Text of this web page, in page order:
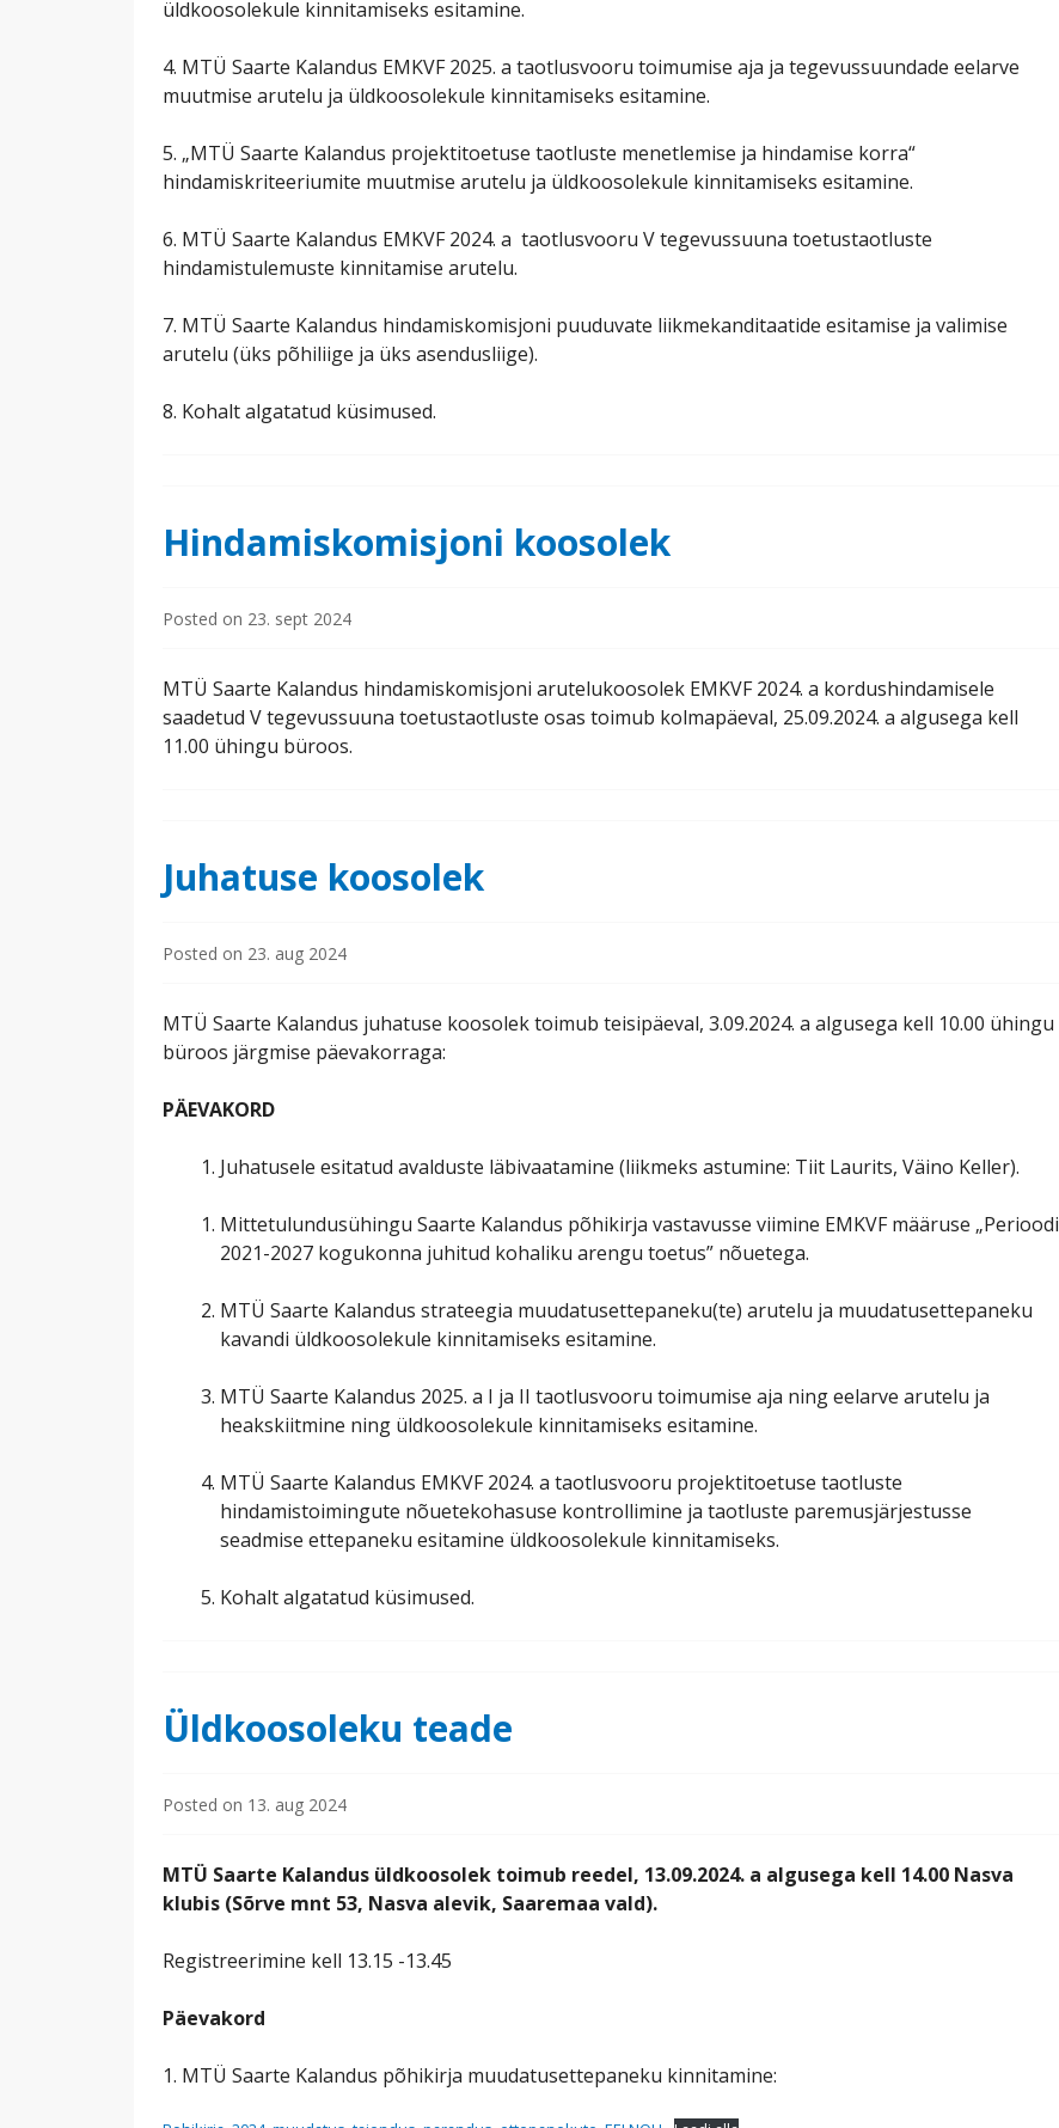
üldkoosolekule kinnitamiseks esitamine.
4. MTÜ Saarte Kalandus EMKVF 2025. a taotlusvooru toimumise aja ja tegevussuundade eelarve
muutmise arutelu ja üldkoosolekule kinnitamiseks esitamine.
5. „MTÜ Saarte Kalandus projektitoetuse taotluste menetlemise ja hindamise korra“
hindamiskriteeriumite muutmise arutelu ja üldkoosolekule kinnitamiseks esitamine.
6. MTÜ Saarte Kalandus EMKVF 2024. a taotlusvooru V tegevussuuna toetustaotluste
hindamistulemuste kinnitamise arutelu.
7. MTÜ Saarte Kalandus hindamiskomisjoni puuduvate liikmekanditaatide esitamise ja valimise
arutelu (üks põhiliige ja üks asendusliige).
8. Kohalt algatatud küsimused.
Hindamiskomisjoni koosolek
Posted on 23. sept 2024
MTÜ Saarte Kalandus hindamiskomisjoni arutelukoosolek EMKVF 2024. a kordushindamisele
saadetud V tegevussuuna toetustaotluste osas toimub kolmapäeval, 25.09.2024. a algusega kell
11.00 ühingu büroos.
Juhatuse koosolek
Posted on 23. aug 2024
MTÜ Saarte Kalandus juhatuse koosolek toimub teisipäeval, 3.09.2024. a algusega kell 10.00 ühingu
büroos järgmise päevakorraga:
PÄEVAKORD
Juhatusele esitatud avalduste läbivaatamine (liikmeks astumine: Tiit Laurits, Väino Keller).
Mittetulundusühingu Saarte Kalandus põhikirja vastavusse viimine EMKVF määruse „Perioodi
2021-2027 kogukonna juhitud kohaliku arengu toetus” nõuetega.
MTÜ Saarte Kalandus strateegia muudatusettepaneku(te) arutelu ja muudatusettepaneku
kavandi üldkoosolekule kinnitamiseks esitamine.
MTÜ Saarte Kalandus 2025. a I ja II taotlusvooru toimumise aja ning eelarve arutelu ja
heakskiitmine ning üldkoosolekule kinnitamiseks esitamine.
MTÜ Saarte Kalandus EMKVF 2024. a taotlusvooru projektitoetuse taotluste
hindamistoimingute nõuetekohasuse kontrollimine ja taotluste paremusjärjestusse
seadmise ettepaneku esitamine üldkoosolekule kinnitamiseks.
Kohalt algatatud küsimused.
Üldkoosoleku teade
Posted on 13. aug 2024
MTÜ Saarte Kalandus üldkoosolek toimub reedel, 13.09.2024. a algusega kell 14.00 Nasva
klubis (Sõrve mnt 53, Nasva alevik, Saaremaa vald).
Registreerimine kell 13.15 -13.45
Päevakord
1. MTÜ Saarte Kalandus põhikirja muudatusettepaneku kinnitamine: